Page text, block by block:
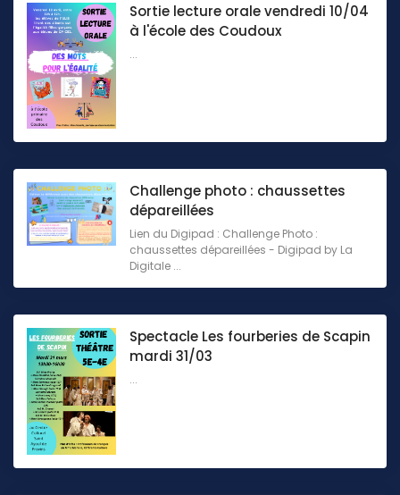
Sortie lecture orale vendredi 10/04
à l'école des Coudoux
...
Challenge photo : chaussettes
dépareillées
Lien du Digipad : Challenge Photo :
chaussettes dépareillées - Digipad by La
Digitale ...
Spectacle Les fourberies de Scapin
mardi 31/03
...